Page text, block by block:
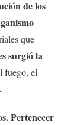
de los
que
surgió la
fuego, el
Pertenecer